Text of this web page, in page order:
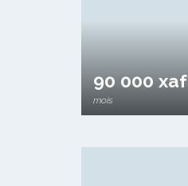
90 000 xaf
mois